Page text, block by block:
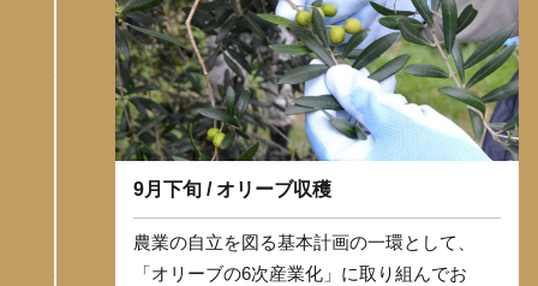
9月下旬 / オリーブ収穫
農業の自立を図る基本計画の一環として、
「オリーブの6次産業化」に取り組んでお